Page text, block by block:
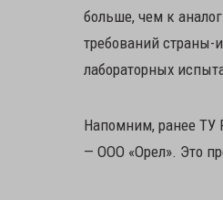
больше, чем к
требований страны-
лабораторных
Напомним, ранее ТУ
— ООО «Орел». Это